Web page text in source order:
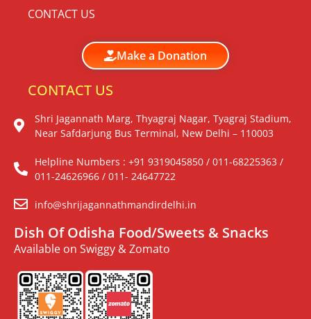
CONTACT US
Make a Donation
CONTACT US
Shri Jagannath Marg, Thyagraj Nagar, Tyagraj Stadium,
Near Safdarjung Bus Terminal, New Delhi – 110003
Helpline Numbers : +91 9319045850 / 011-68225363 /
011-24626966 / 011- 24647722
info@shrijagannathmandirdelhi.in
Dish Of Odisha Food/Sweets & Snacks
Available on Swiggy & Zomato